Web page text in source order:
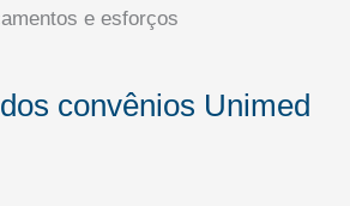
e esforços
convênios Unimed